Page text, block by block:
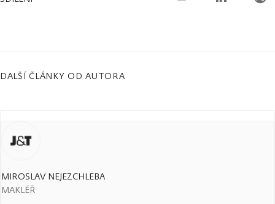
DALŠÍ ČLÁNKY OD AUTORA
MIROSLAV NEJEZCHLEBA
MAKLÉŘ